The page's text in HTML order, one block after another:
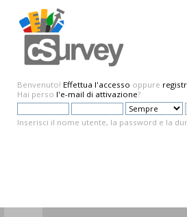
Benvenuto! Effettua l'accesso oppure
Hai perso l'e-mail di attivazione?
Inserisci il nome utente, la password e la